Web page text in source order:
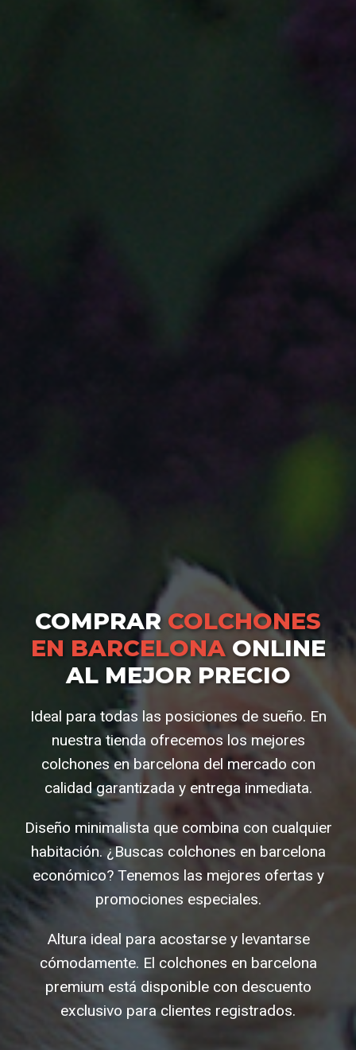
COMPRARCOLCHONES
EN BARCELONAONLINE
AL MEJOR PRECIO
Ideal para todas las posiciones de sueño. En
nuestra tienda ofrecemos los mejores
colchones en barcelona del mercado con
calidad garantizada y entrega inmediata.
Diseño minimalista que combina con cualquier
habitación. ¿Buscas colchones en barcelona
económico? Tenemos las mejores ofertas y
promociones especiales.
Altura ideal para acostarse y levantarse
cómodamente. El colchones en barcelona
premium está disponible con descuento
exclusivo para clientes registrados.